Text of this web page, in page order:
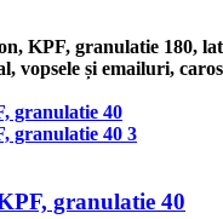
KPF, granulatie 180,
vopsele și emailuri,
granulatie 40